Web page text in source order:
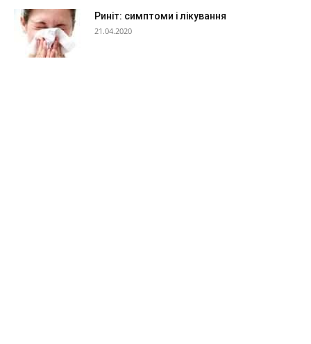
Риніт: симптоми і лікування
21.04.2020